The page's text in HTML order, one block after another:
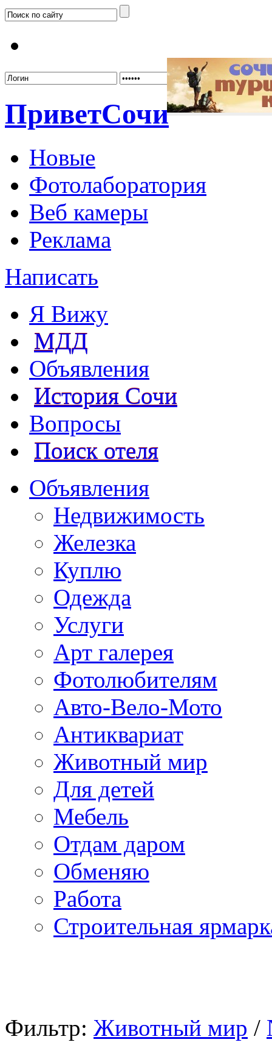
ПриветСочи
Новые
Фотолаборатория
Веб камеры
Реклама
Написать
Я Вижу
МДД
Объявления
История Сочи
Вопросы
Поиск отеля
Объявления
Недвижимость
Железка
Куплю
Одежда
Услуги
Арт галерея
Фотолюбителям
Авто-Вело-Мото
Антиквариат
Животный мир
Для детей
Мебель
Отдам даром
Обменяю
Работа
Строительная
Фильтр: Животный мир /